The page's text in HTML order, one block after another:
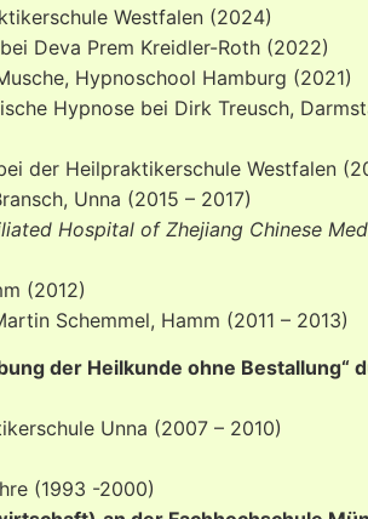
Westfalen (2024)
Deva Prem Kreidler-Roth (2022)
Hypnoschool Hamburg (2021)
Hypnose bei Dirk Treusch,
der Heilpraktikerschule Westfalen
Unna (2015 – 2017)
Hospital of Zhejiang Chinese
(2012)
Schemmel, Hamm (2011 – 2013)
der Heilkunde ohne Bestallung“
Unna (2007 – 2010)
(1993 -2000)